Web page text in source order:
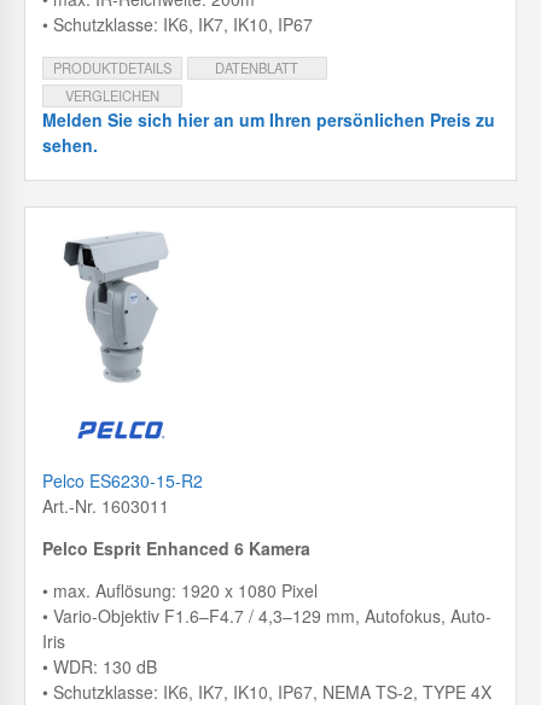
• Schutzklasse: IK6, IK7, IK10, IP67
PRODUKTDETAILS
DATENBLATT
VERGLEICHEN
Melden Sie sich hier an um Ihren persönlichen Preis zu
sehen.
Pelco ES6230-15-R2
Art.-Nr. 1603011
Pelco Esprit Enhanced 6 Kamera
• max. Auflösung: 1920 x 1080 Pixel
• Vario-Objektiv F1.6–F4.7 / 4,3–129 mm, Autofokus, Auto-
Iris
• WDR: 130 dB
• Schutzklasse: IK6, IK7, IK10, IP67, NEMA TS-2, TYPE 4X